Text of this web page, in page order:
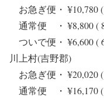
お急ぎ便・
通常便 ・ ¥8,800 (
ついで便・ ¥6,600
川上村(吉野郡)
お急ぎ便・ ¥20,020
通常便 ・ ¥16,170